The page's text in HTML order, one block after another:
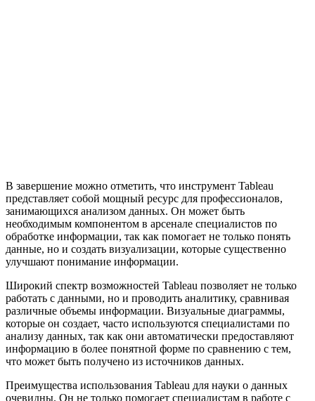
В завершение можно отметить, что инструмент Tableau
представляет собой мощный ресурс для профессионалов,
занимающихся анализом данных. Он может быть
необходимым компонентом в арсенале специалистов по
обработке информации, так как помогает не только понять
данные, но и создать визуализации, которые существенно
улучшают понимание информации.
Широкий спектр возможностей Tableau позволяет не только
работать с данными, но и проводить аналитику, сравнивая
различные объемы информации. Визуальные диаграммы,
которые он создает, часто используются специалистами по
анализу данных, так как они автоматически предоставляют
информацию в более понятной форме по сравнению с тем,
что может быть получено из источников данных.
Преимущества использования Tableau для науки о данных
очевидны. Он не только помогает специалистам в работе с